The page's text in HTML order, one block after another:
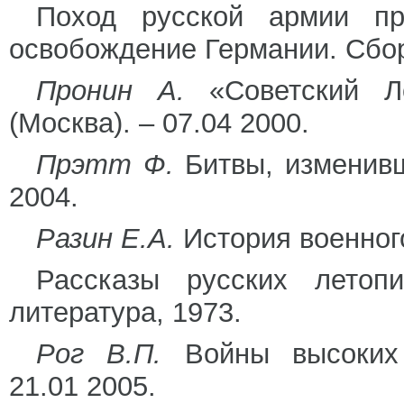
Поход русской армии
освобождение Германии.
Пронин А.
«Советский
(Москва). – 07.04 2000.
Прэтт Ф. Битвы,
2004.
Разин Е.А. История
Рассказы русских
литература, 1973.
Рог В.П.
Войны
21.01 2005.